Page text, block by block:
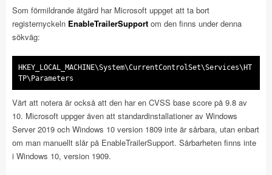
Som förmildrande åtgärd har Microsoft uppget att ta bort
registernyckeln EnableTrailerSupport om den finns under denna
sökväg:
HKEY_LOCAL_MACHINE\System\CurrentControlSet\Services\HT
TP\Parameters
Värt att notera är också att den har en CVSS base score på 9.8 av
10. Microsoft uppger även att standardinstallationer av Windows
Server 2019 och Windows 10 version 1809 inte är sårbara, utan enbart
om man manuellt slår på EnableTrailerSupport. Sårbarheten finns inte
i Windows 10, version 1909.